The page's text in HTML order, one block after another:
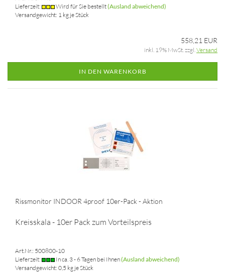
Lieferzeit:
Wird für Sie bestellt(Ausland abweichend)
Versandgewicht: 1 kg je Stück
558,21 EUR
inkl. 19% MwSt. zzgl. Versand
IN DEN WARENKORB
Rissmonitor INDOOR 4proof 10er-Pack - Aktion
Kreisskala - 10er Pack zum Vorteilspreis
Art.Nr.: 500800-10
Lieferzeit:
In ca. 3 - 6 Tagen bei Ihnen(Ausland abweichend)
Versandgewicht: 0,5 kg je Stück